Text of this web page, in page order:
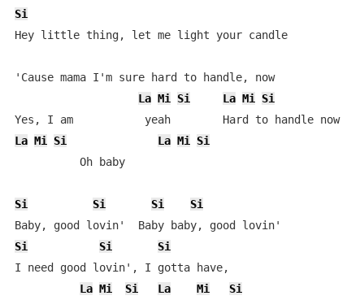
Si
Hey little thing, let me light your candle
'Cause mama I'm sure hard to handle, now
La Mi Si La Mi
Si
Yes, I am           yeah        Hard to handle now
La Mi Si La Mi
Si
          Oh baby
Si Si Si
Si
Si
Si
Si
I need good lovin', I gotta have,
La Mi Si La Mi
Si